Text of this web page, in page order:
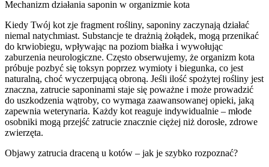
Mechanizm działania saponin w organizmie kota
Kiedy Twój kot zje fragment rośliny, saponiny zaczynają działać
niemal natychmiast. Substancje te drażnią żołądek, mogą przenikać
do krwiobiegu, wpływając na poziom białka i wywołując
zaburzenia neurologiczne. Często obserwujemy, że organizm kota
próbuje pozbyć się toksyn poprzez wymioty i biegunka, co jest
naturalną, choć wyczerpującą obroną. Jeśli ilość spożytej rośliny jest
znaczna, zatrucie saponinami staje się poważne i może prowadzić
do uszkodzenia wątroby, co wymaga zaawansowanej opieki, jaką
zapewnia weterynaria. Każdy kot reaguje indywidualnie – młode
osobniki mogą przejść zatrucie znacznie ciężej niż dorosłe, zdrowe
zwierzęta.
Objawy zatrucia draceną u kotów – jak je szybko rozpoznać?